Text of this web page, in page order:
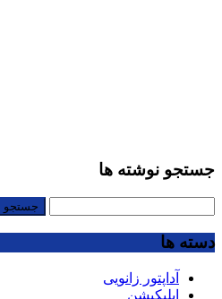
جستجو نوشته ها
دسته ها
آداپتور زانویی
اپلیکیشن